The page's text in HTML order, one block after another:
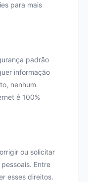
para mais
padrão
informação
nenhum
é 100%
ou solicitar
Entre
esses direitos.